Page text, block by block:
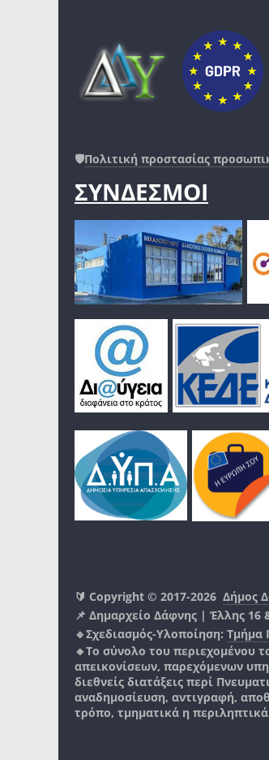
🛡️Πολιτική προστασίας
ΣΥΝΔΕΣΜΟΙ
🔰 Copyright © 2017-2026 Δήμος
📌 Δημαρχείο Δάφνης | Έλλης 16
🔹Σχεδιασμός-Υλοποίηση: Τμήμα
🔸Το σύνολο του περιεχομένου
απεικονίσεων, παρεχόμενων
διεθνείς διατάξεις περί
αναδημοσίευση, αντιγραφή,
τρόπο, τμηματικά η